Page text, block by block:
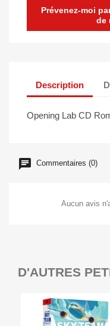
Prévenez-moi
de
Description
Opening Lab CD
Commentaires (0)
Aucun avis
D'AUTRES